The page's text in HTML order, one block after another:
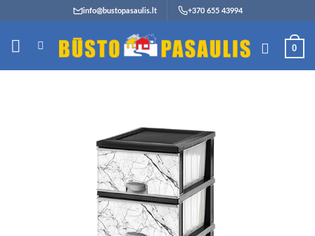
content
info@bustopasaulis.lt +370 655 43994
0